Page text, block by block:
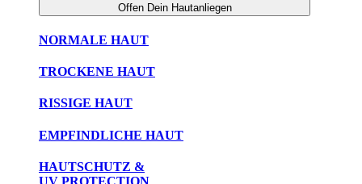
Offen Dein Hautanliegen
NORMALE HAUT
TROCKENE HAUT
RISSIGE HAUT
EMPFINDLICHE HAUT
HAUTSCHUTZ &
UV PROTECTION